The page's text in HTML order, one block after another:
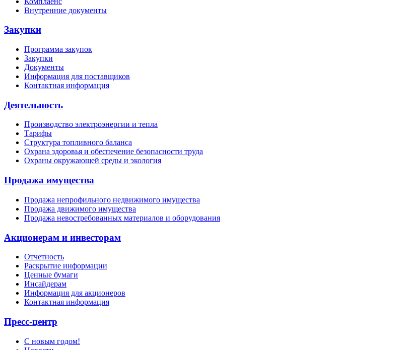
Внутренние документы
Закупки
Программа закупок
Закупки
Документы
Информация для поставщиков
Контактная информация
Деятельность
Производство электроэнергии и тепла
Тарифы
Структура топливного баланса
Охрана здоровья и обеспечение безопасности труда
Охраны окружающей среды и экология
Продажа имущества
Продажа непрофильного недвижимого имущества
Продажа движимого имущества
Продажа невостребованных материалов и оборудования
Акционерам и инвесторам
Отчетность
Раскрытие информации
Ценные бумаги
Инсайдерам
Информация для акционеров
Контактная информация
Пресс-центр
С новым годом!